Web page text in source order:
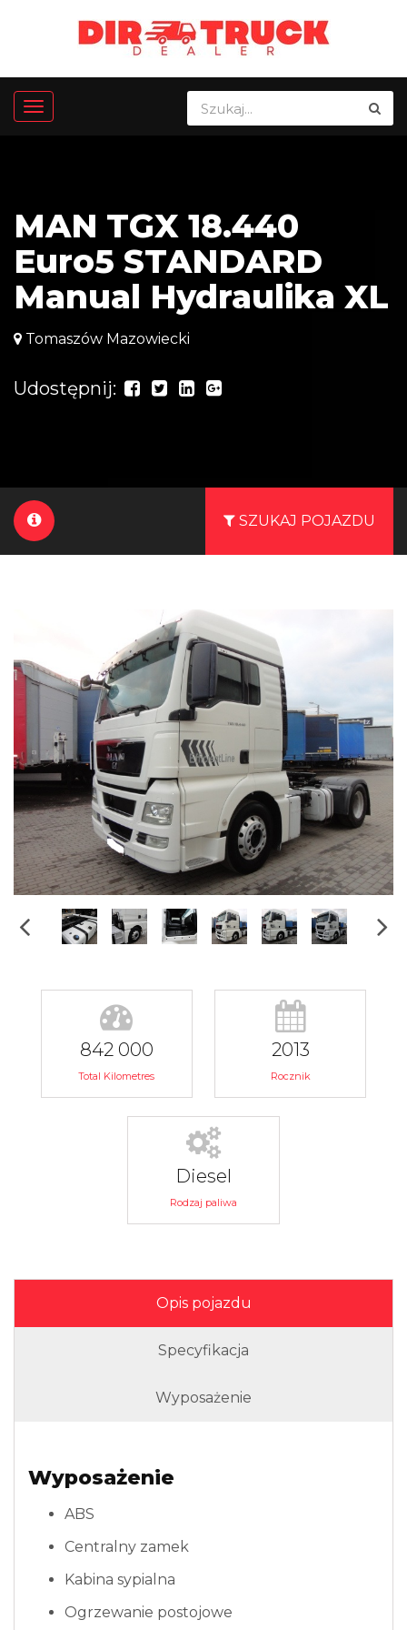
MAN TGX 18.440
Euro5 STANDARD
Manual Hydraulika XL
Tomaszów Mazowiecki
Udostępnij:
SZUKAJ POJAZDU
842 000
Total Kilometres
2013
Rocznik
Diesel
Rodzaj paliwa
Opis pojazdu
Specyfikacja
Wyposażenie
Wyposażenie
ABS
Centralny zamek
Kabina sypialna
Ogrzewanie postojowe